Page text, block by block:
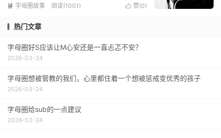
 赞(0)
 字母圈故事 阅读(1001)
热门文章
字母圈好S应该让M心安还是一直忐忑不安？
2026-03-24
字母圈想被管教的我们，心里都住着一个想被惩戒变优秀的孩子
2026-03-24
字母圈给sub的一点建议
2026-03-24